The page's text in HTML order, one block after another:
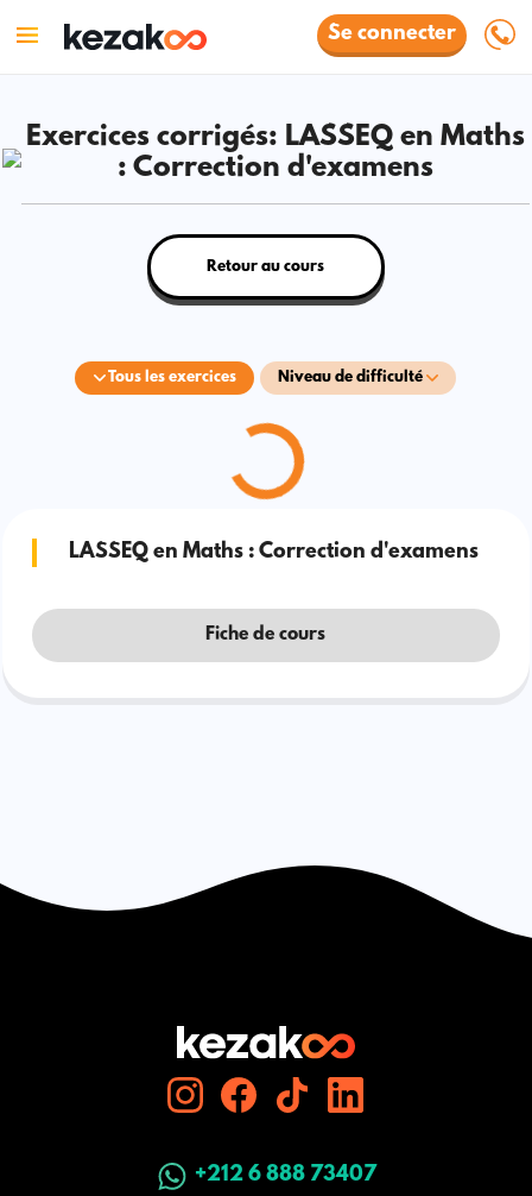
Se connecter
Exercices corrigés: LASSEQ en Maths
: Correction d'examens
Tous les exercices Niveau de difficulté
Retour au cours
LASSEQ en Maths : Correction d'examens
Fiche de cours
+212 6 888 73407